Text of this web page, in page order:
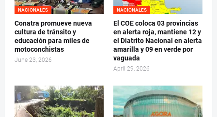
NACIONALES
Conatra promueve nueva
cultura de tránsito y
educación para miles de
motoconchistas
June 23, 2026
NACIONALES
El COE coloca 03 provincias
en alerta roja, mantiene 12 y
el Diatrito Nacional en alerta
amarilla y 09 en verde por
vaguada
April 29, 2026